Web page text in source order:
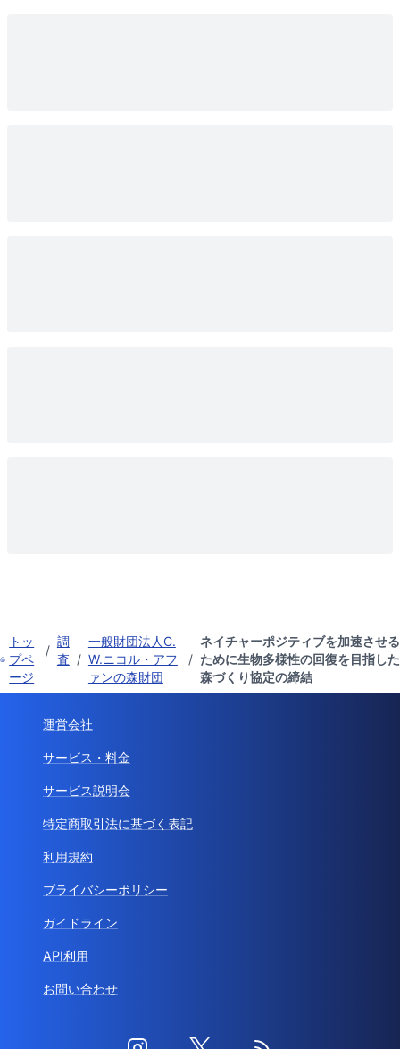
トッ
プペ
ージ
/
調
査 /
一般財団法人C.
W.ニコル・アフ
ァンの森財団
/
ネイチャーポジティブを加速させる
ために生物多様性の回復を目指した
森づくり協定の締結
運営会社
サービス・料金
サービス説明会
特定商取引法に基づく表記
利用規約
プライバシーポリシー
ガイドライン
API利用
お問い合わせ